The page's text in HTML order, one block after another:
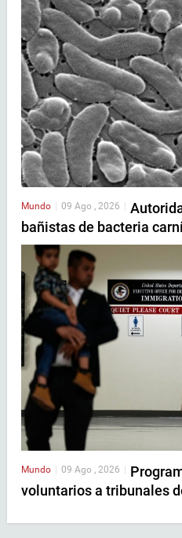
Mundo | 09 Ago , 2026 |
bañistas de bacteria
Mundo 09 Ago , 2026
voluntarios a tribunales